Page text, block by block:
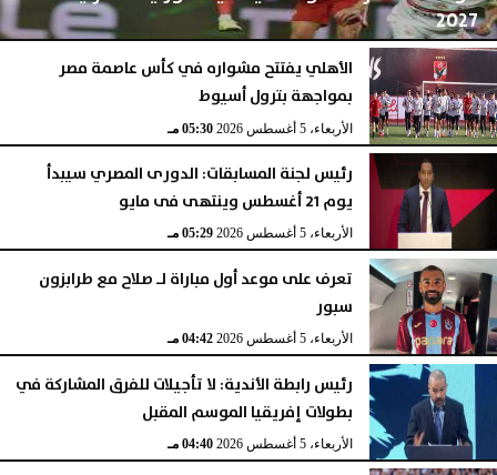
2027
الأربعاء، 5 أغسطس 2026 05:59 مـ
الأهلي يفتتح مشواره في كأس عاصمة مصر
بمواجهة بترول أسيوط
الأربعاء، 5 أغسطس 2026 05:30 مـ
رئيس لجنة المسابقات: الدورى المصري سيبدأ
يوم 21 أغسطس وينتهى فى مايو
الأربعاء، 5 أغسطس 2026 05:29 مـ
تعرف على موعد أول مباراة لـ صلاح مع طرابزون
سبور
الأربعاء، 5 أغسطس 2026 04:42 مـ
رئيس رابطة الأندية: لا تأجيلات للفرق المشاركة في
بطولات إفريقيا الموسم المقبل
الأربعاء، 5 أغسطس 2026 04:40 مـ